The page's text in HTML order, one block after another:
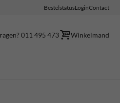
BestelstatusLoginContact
011 495 473 Winkelmand